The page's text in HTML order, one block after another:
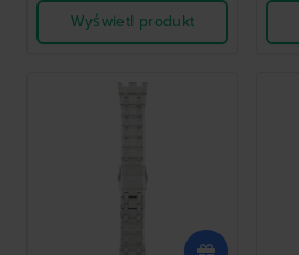
Wyświetl produkt